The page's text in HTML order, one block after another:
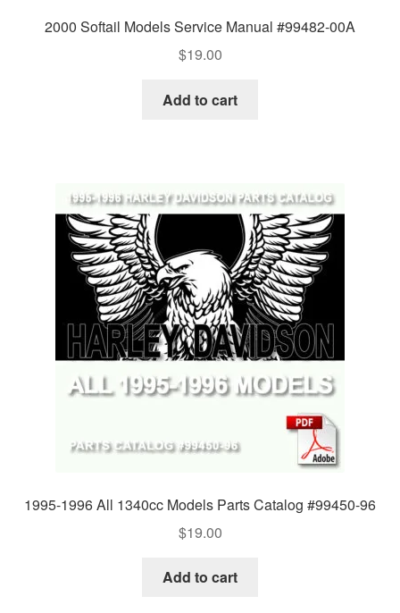
2000 Softail Models Service Manual #99482-00A
$19.00
Add to cart
1995-1996 All 1340cc Models Parts Catalog #99450-96
$19.00
Add to cart